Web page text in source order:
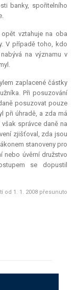
banky, spořitelního
vztahuje na oba
V případě toho, kdo
na významu v
zaplacené částky
Při posuzování
posuzovat pouze
při úhradě, a zda má
správce daně na
zjišťoval, zda jsou
stanoveny pro
nebo úvěrní družstvo
se dopustil
od 1. 1. 2008 přesunuto